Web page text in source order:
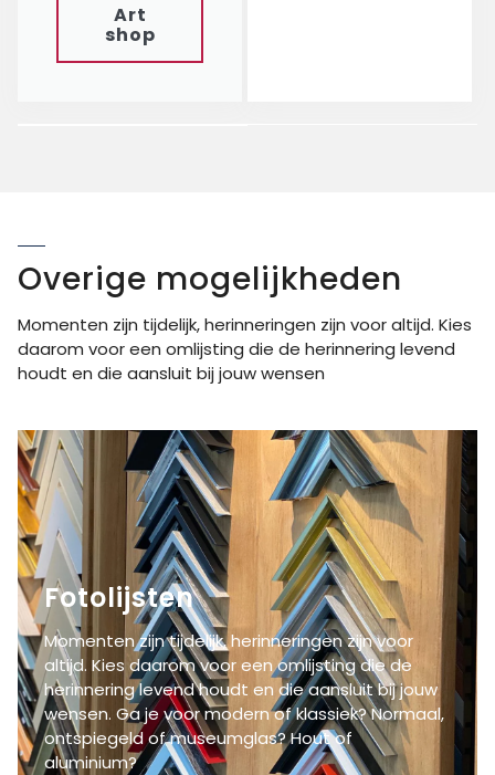
Art
shop
Overige mogelijkheden
Momenten zijn tijdelijk, herinneringen zijn voor altijd. Kies
daarom voor een omlijsting die de herinnering levend
houdt en die aansluit bij jouw wensen
Fotolijsten
Momenten zijn tijdelijk, herinneringen zijn voor
altijd. Kies daarom voor eenomlijstingdiede
herinnering levend houdt en die aansluit bij jouw
wensen. Ga je voor modern of klassiek? Normaal,
ontspiegeld of museumglas? Hout of
aluminium?